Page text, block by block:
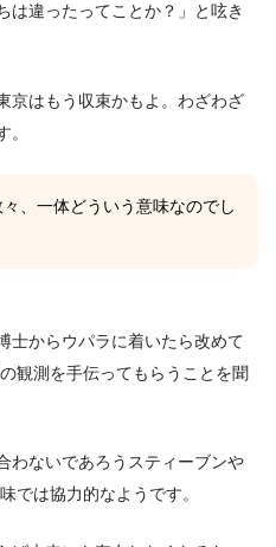
は違ったってことか？」と呟き
京はもう収束かもよ。わざわざ
々、一体どういう意味なのでし
士からウパラに着いたら改めて
観測を手伝ってもらうことを聞
わないであろうスティーブンや
では協力的なようです。